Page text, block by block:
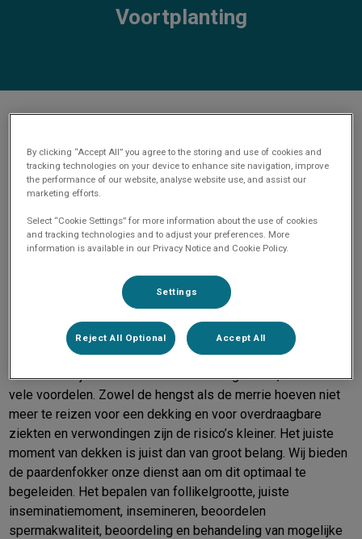
Voortplanting
Drachtigheidsbegeleiding merries
Voor de begeleiding van uw merrie en veulen bent u bij de
Vallei op het juiste adres. Wij bieden de mogelijkheid om de
merrie thuis of aan de kliniek te laten scannen. Ook voor het
veulenen bieden we de mogelijkheid de merrie bij ons te
plaatsen om optimale omstandigheden te creëren.
In Nederland wordt kunstmatige inseminatie (KI) in de
huidige tijd vaker toegepast dan natuurlijk dekken. Ondanks
dat KI niet bij ieder stamboek wordt toegestaan, heeft dit
vele voordelen. Zowel de hengst als de merrie hoeven niet
meer te reizen voor een dekking en voor overdraagbare
ziekten en verwondingen zijn de risico’s kleiner. Het juiste
moment van dekken is juist dan van groot belang. Wij bieden
de paardenfokker onze dienst aan om dit optimaal te
begeleiden. Het bepalen van follikelgrootte, juiste
inseminatiemoment, insemineren, beoordelen
spermakwaliteit, beoordeling en behandeling van mogelijke
By clicking “Accept All” you agree to the storing and use of cookies and
tracking technologies on your device to enhance site navigation, improve
the performance of our website, analyse website use, and assist our
marketing efforts.
Select “Cookie Settings” for more information about the use of cookies
and tracking technologies and to adjust your preferences. More
information is available in our Privacy Notice and Cookie Policy.
Settings
Reject All Optional Accept All